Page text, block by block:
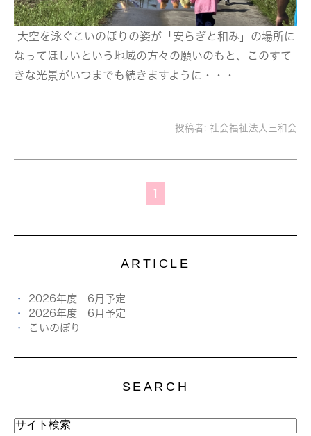
大空を泳ぐこいのぼりの姿が「安らぎと和み」の場所に
なってほしいという地域の方々の願いのもと、このすて
きな光景がいつまでも続きますように・・・
投稿者: 社会福祉法人三和会
ARTICLE
2026年度 6月予定
2026年度 6月予定
こいのぼり
SEARCH